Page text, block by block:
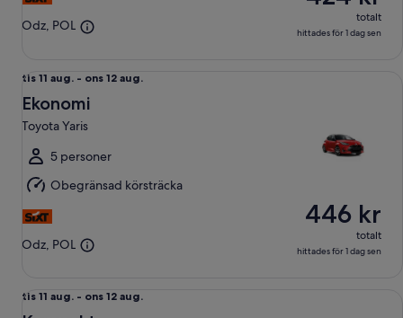
Odz, POL
totalt
hittades för 1 dag sen
tis
11
aug.
till
ons
12
aug.
tis 11 aug. - ons 12 aug.
Ekonomi
Toyota Yaris
5 personer
Obegränsad körsträcka
Odz, POL
446 kr
totalt
hittades för 1 dag sen
tis
tis 11 aug. - ons 12 aug.